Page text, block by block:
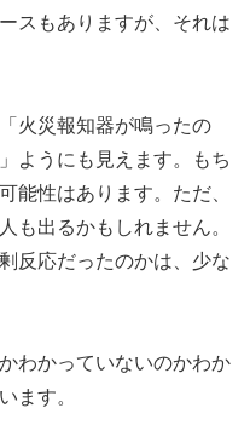
スもありますが、それは
火災報知器が鳴ったの
ようにも見えます。もち
能性はあります。ただ、
も出るかもしれません。
反応だったのかは、少な
わかっていないのかわか
ます。